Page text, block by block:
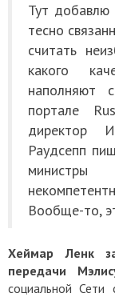
Тут
тесно
считать
какого
наполняют
портале
директор
Раудсепп
Вообще-то,
Хеймар Ленк
передачи
социальной